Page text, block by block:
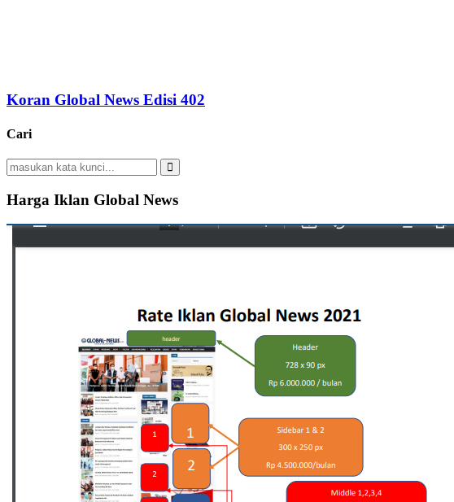
Koran Global News Edisi 402
Cari
Search
for:
Search
Harga Iklan Global News